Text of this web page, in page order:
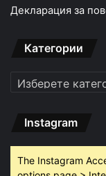
Декларация за
Категории
Категории
Instagram
The Instagram